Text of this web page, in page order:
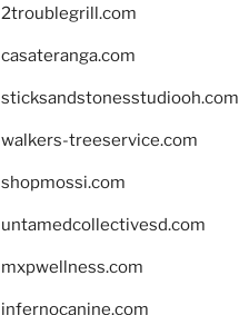
2troublegrill.com
casateranga.com
sticksandstonesstudiooh.com
walkers-treeservice.com
shopmossi.com
untamedcollectivesd.com
mxpwellness.com
infernocanine.com